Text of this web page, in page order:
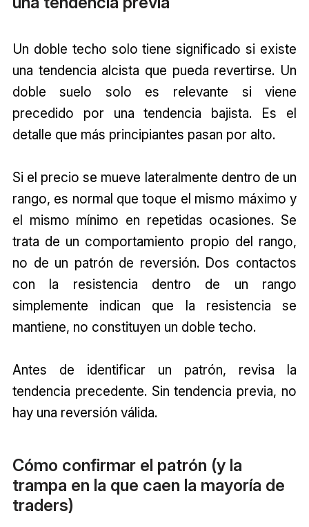
Un doble techo solo tiene significado si existe
una tendencia alcista que pueda revertirse. Un
doble suelo solo es relevante si viene
precedido por una tendencia bajista. Es el
detalle que más principiantes pasan por alto.
Si el precio se mueve lateralmente dentro de un
rango, es normal que toque el mismo máximo y
el mismo mínimo en repetidas ocasiones. Se
trata de un comportamiento propio del rango,
no de un patrón de reversión. Dos contactos
con la resistencia dentro de un rango
simplemente indican que la resistencia se
mantiene, no constituyen un doble techo.
Antes de identificar un patrón, revisa la
tendencia precedente. Sin tendencia previa, no
hay una reversión válida.
Cómo confirmar el patrón (y la
trampa en la que caen la mayoría de
traders)